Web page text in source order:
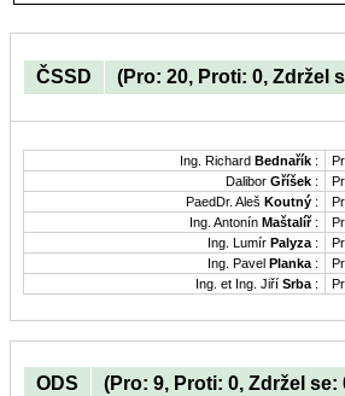
ČSSD (Pro: 20, Proti: 0, Zdržel
Ing. Richard Bednařík :
Dalibor Gříšek :
PaedDr. Aleš Koutný :
Ing. Antonín Maštalíř:
Ing. Lumír Palyza :
Ing. Pavel Planka :
Ing. et Ing. Jiří Srba :
ODS (Pro: 9, Proti: 0, Zdržel se: